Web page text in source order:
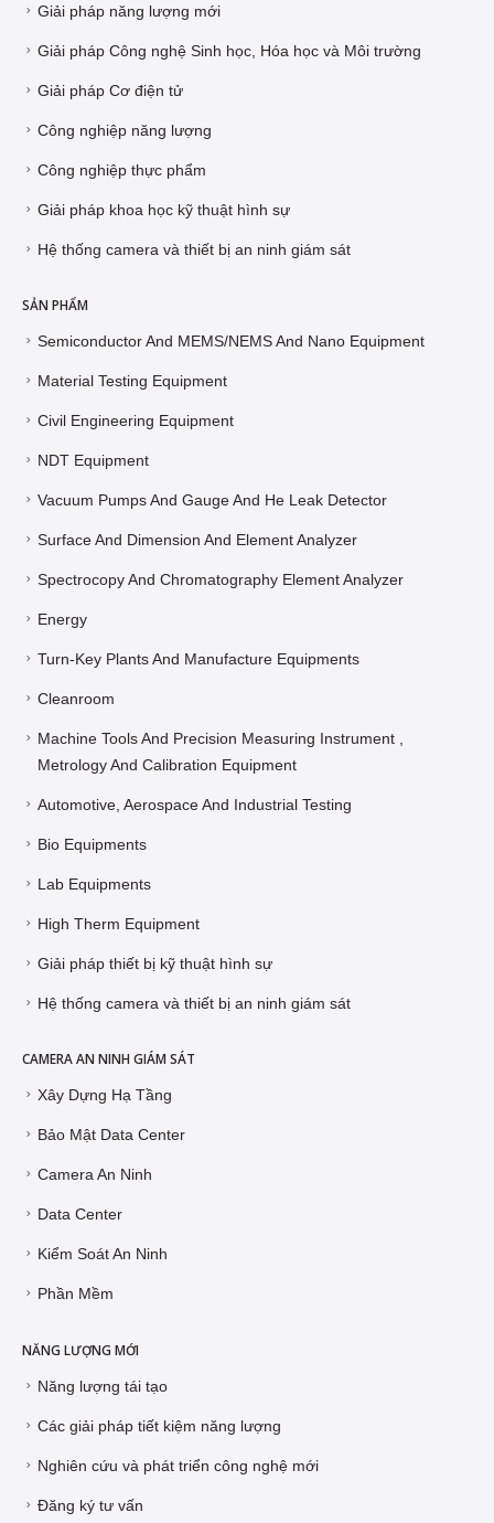
Giải pháp năng lượng mới
Giải pháp Công nghệ Sinh học, Hóa học và Môi trường
Giải pháp Cơ điện tử
Công nghiệp năng lượng
Công nghiệp thực phẩm
Giải pháp khoa học kỹ thuật hình sự
Hệ thống camera và thiết bị an ninh giám sát
SẢN PHẨM
Semiconductor And MEMS/NEMS And Nano Equipment
Material Testing Equipment
Civil Engineering Equipment
NDT Equipment
Vacuum Pumps And Gauge And He Leak Detector
Surface And Dimension And Element Analyzer
Spectrocopy And Chromatography Element Analyzer
Energy
Turn-Key Plants And Manufacture Equipments
Cleanroom
Machine Tools And Precision Measuring Instrument ,
Metrology And Calibration Equipment
Automotive, Aerospace And Industrial Testing
Bio Equipments
Lab Equipments
High Therm Equipment
Giải pháp thiết bị kỹ thuật hình sự
Hệ thống camera và thiết bị an ninh giám sát
CAMERA AN NINH GIÁM SÁT
Xây Dựng Hạ Tầng
Bảo Mật Data Center
Camera An Ninh
Data Center
Kiểm Soát An Ninh
Phần Mềm
NĂNG LƯỢNG MỚI
Năng lượng tái tạo
Các giải pháp tiết kiệm năng lượng
Nghiên cứu và phát triển công nghệ mới
Đăng ký tư vấn